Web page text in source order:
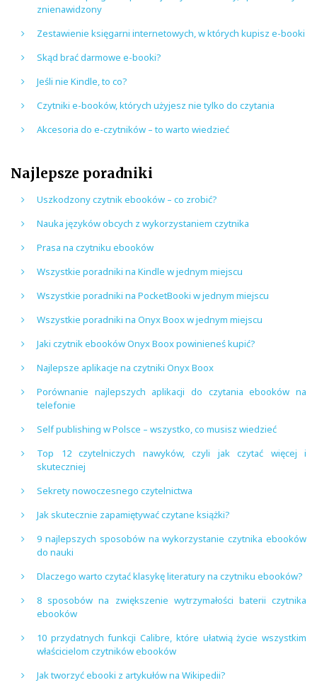
znienawidzony
Zestawienie księgarni internetowych, w których kupisz e-booki
Skąd brać darmowe e-booki?
Jeśli nie Kindle, to co?
Czytniki e-booków, których użyjesz nie tylko do czytania
Akcesoria do e-czytników – to warto wiedzieć
Najlepsze poradniki
Uszkodzony czytnik ebooków – co zrobić?
Nauka języków obcych z wykorzystaniem czytnika
Prasa na czytniku ebooków
Wszystkie poradniki na Kindle w jednym miejscu
Wszystkie poradniki na PocketBooki w jednym miejscu
Wszystkie poradniki na Onyx Boox w jednym miejscu
Jaki czytnik ebooków Onyx Boox powinieneś kupić?
Najlepsze aplikacje na czytniki Onyx Boox
Porównanie najlepszych aplikacji do czytania ebooków na
telefonie
Self publishing w Polsce – wszystko, co musisz wiedzieć
Top 12 czytelniczych nawyków, czyli jak czytać więcej i
skuteczniej
Sekrety nowoczesnego czytelnictwa
Jak skutecznie zapamiętywać czytane książki?
9 najlepszych sposobów na wykorzystanie czytnika ebooków
do nauki
Dlaczego warto czytać klasykę literatury na czytniku ebooków?
8 sposobów na zwiększenie wytrzymałości baterii czytnika
ebooków
10 przydatnych funkcji Calibre, które ułatwią życie wszystkim
właścicielom czytników ebooków
Jak tworzyć ebooki z artykułów na Wikipedii?